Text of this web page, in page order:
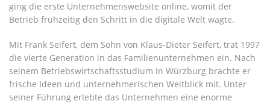
ging die erste Unternehmenswebsite online, womit der
Betrieb frühzeitig den Schritt in die digitale Welt wagte.
Mit Frank Seifert, dem Sohn von Klaus-Dieter Seifert, trat 1997
die vierte Generation in das Familienunternehmen ein. Nach
seinem Betriebswirtschaftsstudium in Würzburg brachte er
frische Ideen und unternehmerischen Weitblick mit. Unter
seiner Führung erlebte das Unternehmen eine enorme